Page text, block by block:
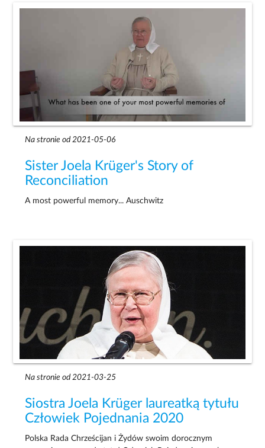
Na stronie od 2021-05-06
Sister Joela Krüger's Story of
Reconciliation
A most powerful memory... Auschwitz
Na stronie od 2021-03-25
Siostra Joela Krüger laureatką tytułu
Człowiek Pojednania 2020
Polska Rada Chrześcijan i Żydów swoim dorocznym